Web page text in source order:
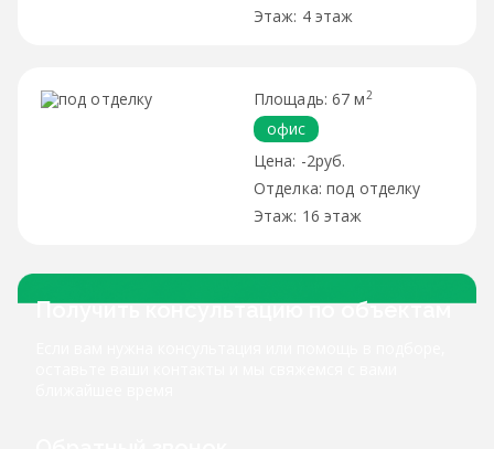
4 этаж
67 м 2
офис
-2руб.
под отделку
16 этаж
Получить консультацию по объектам